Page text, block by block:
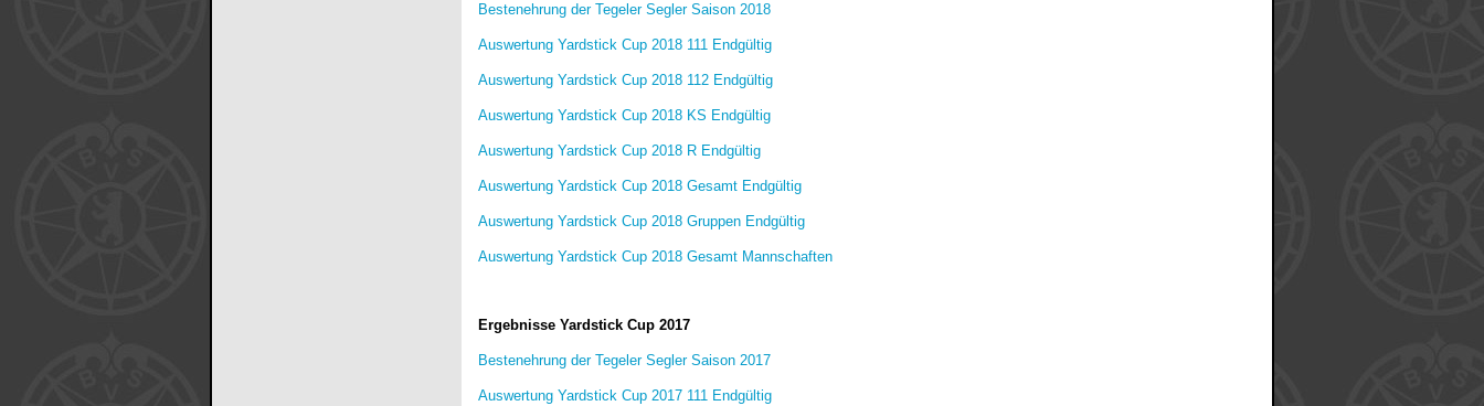
Bestenehrung der Tegeler Segler Saison 2018
Auswertung Yardstick Cup 2018 111 Endgültig
Auswertung Yardstick Cup 2018 112 Endgültig
Auswertung Yardstick Cup 2018 KS Endgültig
Auswertung Yardstick Cup 2018 R Endgültig
Auswertung Yardstick Cup 2018 Gesamt Endgültig
Auswertung Yardstick Cup 2018 Gruppen Endgültig
Auswertung Yardstick Cup 2018 Gesamt Mannschaften
Ergebnisse Yardstick Cup 2017
Bestenehrung der Tegeler Segler Saison 2017
Auswertung Yardstick Cup 2017 111 Endgültig